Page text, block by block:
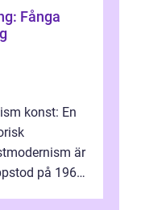
Fånga
konst: En
är
på 1960-